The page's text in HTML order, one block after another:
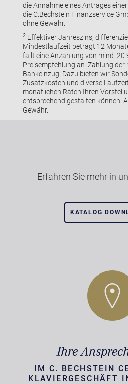
die Annahme eines Antrages
die C.Bechstein Finanzservice
ohne Gewähr.
2Effektiver Jahreszins,
Mindestlaufzeit beträgt 12
fällt eine Anzahlung von mind. 20
Preisempfehlung an. Zahlung
Bankeinzug. Dazu bieten wir
Zusatzkosten und diverse
monatlichen Raten Ihren
entsprechend gestalten können.
Gewähr.
Erfahren Sie mehr in
KATALOG
Ihre
IM C. BECHSTEIN
KLAVIERGESCHÄFT